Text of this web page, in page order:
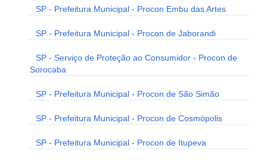
SP - Prefeitura Municipal - Procon Embu das Artes
SP - Prefeitura Municipal - Procon de Jaborandi
SP - Serviço de Proteção ao Consumidor - Procon de
Sorocaba
SP - Prefeitura Municipal - Procon de São Simão
SP - Prefeitura Municipal - Procon de Cosmópolis
SP - Prefeitura Municipal - Procon de Itupeva